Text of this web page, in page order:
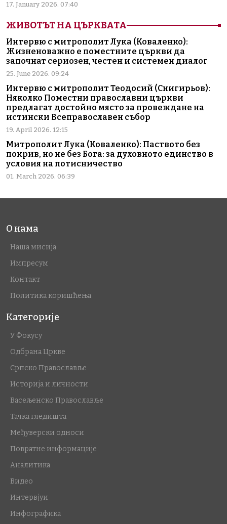
17. January 2026. 07:40
ЖИВОТЪТ НА ЦЪРКВАТА
Интервю с митрополит Лука (Коваленко):
Жизненоважно е поместните църкви да
започнат сериозен, честен и системен диалог
25. June 2026. 09:24
Интервю с митрополит Теодосий (Снигирьов):
Няколко Поместни православни църкви
предлагат достойно място за провеждане на
истински Всеправославен събор
19. April 2026. 12:15
Митрополит Лука (Коваленко): Паството без
покрив, но не без Бога: за духовното единство в
условия на потисничество
01. March 2026. 06:39
О нама
Наша мисија
Импресум
Контакт
Политика коришћења
Категорије
У Фокусу
Одбрана Цркве
Српско Православље
Историја и личности
Васељенско Православље
Тачка гледишта
Међуверски односи
Повратне информације
Аналитика
Видео
Интервјуи
Инфографика